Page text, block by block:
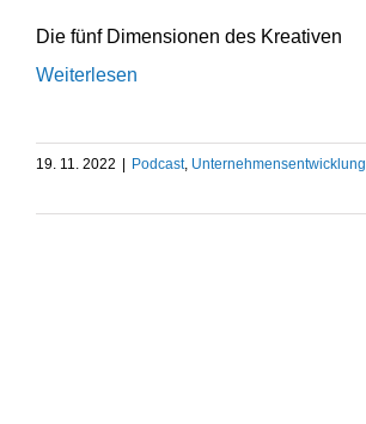
Die fünf Dimen­sionen des Kreativen
Weiterlesen
19. 11. 2022 Podcast, Unternehmens­entwicklung